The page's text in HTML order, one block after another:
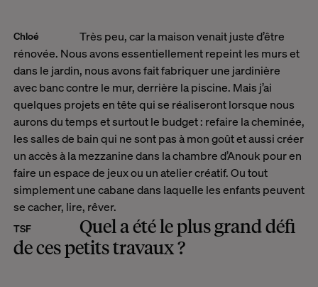
Chloé
Très peu, car la maison venait juste d’être
rénovée. Nous avons essentiellement repeint les murs et
dans le jardin, nous avons fait fabriquer une jardinière
avec banc contre le mur, derrière la piscine. Mais j’ai
quelques projets en tête qui se réaliseront lorsque nous
aurons du temps et surtout le budget : refaire la cheminée,
les salles de bain qui ne sont pas à mon goût et aussi créer
un accès à la mezzanine dans la chambre d’Anouk pour en
faire un espace de jeux ou un atelier créatif. Ou tout
simplement une cabane dans laquelle les enfants peuvent
se cacher, lire, rêver.
TSF
Quel a été le plus grand défi
de ces petits travaux ?